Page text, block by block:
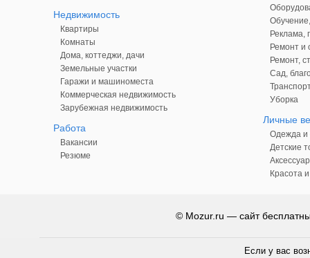
Недвижимость
Квартиры
Комнаты
Дома, коттеджи, дачи
Земельные участки
Гаражи и машиноместа
Коммерческая недвижимость
Зарубежная недвижимость
Работа
Вакансии
Резюме
Реклама,
Ремонт и
Ремонт,
Сад,
Уборка
Личные
Одежда и
Детские
Красота
© Mozur.ru — сайт
Если у вас